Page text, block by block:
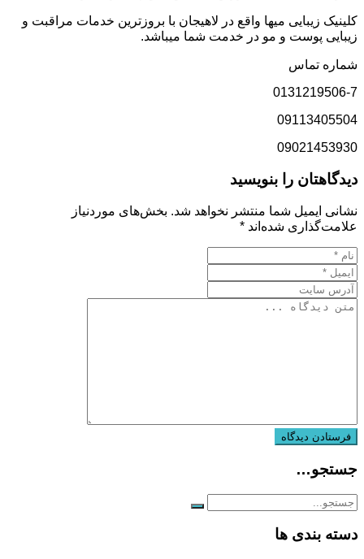
کلینیک زیبایی میها واقع در لاهیجان با بروزترین خدمات مراقبت و
زیبایی پوست و مو در خدمت شما میباشد.
شماره تماس
0131219506-7
09113405504
09021453930
دیدگاهتان را بنویسید
نشانی ایمیل شما منتشر نخواهد شد. بخش‌های موردنیاز
علامت‌گذاری شده‌اند *
جستجو…
دسته بندی ها